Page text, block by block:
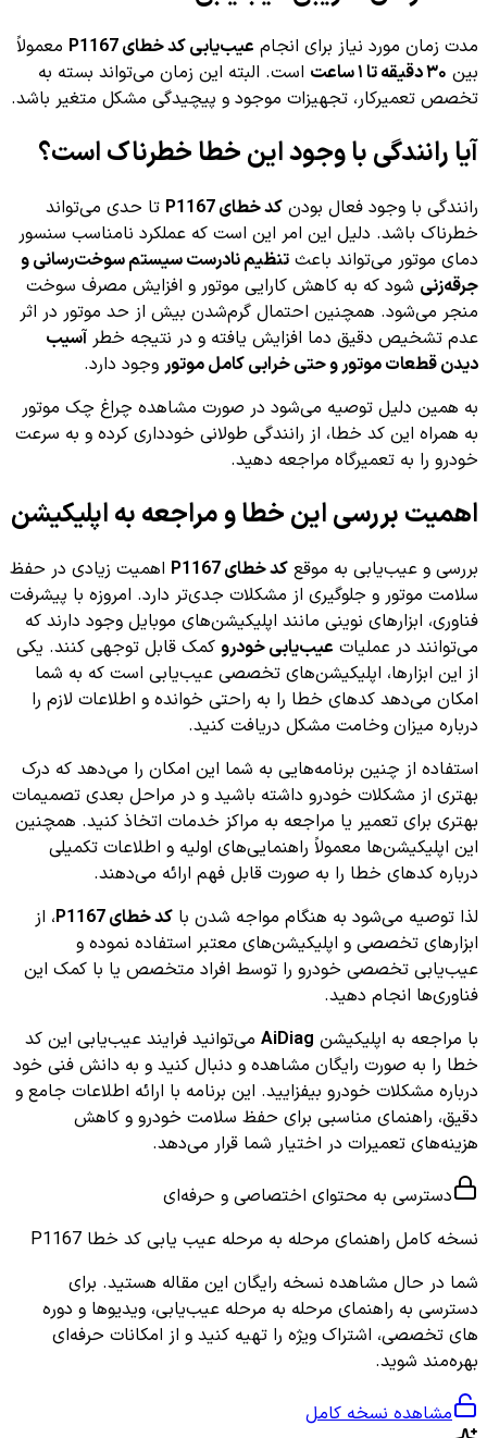
مدت زمان مورد نیاز برای انجام عیب‌یابی کد خطای P1167
معمولاً
بین ۳۰ دقیقه تا ۱ ساعت
است. البته این زمان می‌تواند بسته به
تخصص تعمیرکار، تجهیزات موجود و پیچیدگی مشکل متغیر باشد.
آیا رانندگی با وجود این خطا خطرناک است؟
رانندگی با وجود فعال بودن کد خطای P1167
تا حدی می‌تواند
خطرناک باشد. دلیل این امر این است که عملکرد نامناسب سنسور
دمای موتور می‌تواند باعث تنظیم نادرست سیستم سوخت‌رسانی و
جرقه‌زنی شود که به کاهش کارایی موتور و افزایش مصرف سوخت
منجر می‌شود. همچنین احتمال گرم‌شدن بیش از حد موتور در اثر
عدم تشخیص دقیق دما افزایش یافته و در نتیجه خطر آسیب
دیدن قطعات موتور و حتی خرابی کامل موتور وجود دارد.
به همین دلیل توصیه می‌شود در صورت مشاهده چراغ چک موتور
به همراه این کد خطا، از رانندگی طولانی خودداری کرده و به سرعت
خودرو را به تعمیرگاه مراجعه دهید.
اهمیت بررسی این خطا و مراجعه به اپلیکیشن
بررسی و عیب‌یابی به موقع کد خطای P1167
اهمیت زیادی در حفظ
سلامت موتور و جلوگیری از مشکلات جدی‌تر دارد. امروزه با پیشرفت
فناوری، ابزارهای نوینی مانند اپلیکیشن‌های موبایل وجود دارند که
می‌توانند در عملیات عیب‌یابی خودرو کمک قابل توجهی کنند. یکی
از این ابزارها، اپلیکیشن‌های تخصصی عیب‌یابی است که به شما
امکان می‌دهد کدهای خطا را به راحتی خوانده و اطلاعات لازم را
درباره میزان وخامت مشکل دریافت کنید.
استفاده از چنین برنامه‌هایی به شما این امکان را می‌دهد که درک
بهتری از مشکلات خودرو داشته باشید و در مراحل بعدی تصمیمات
بهتری برای تعمیر یا مراجعه به مراکز خدمات اتخاذ کنید. همچنین
این اپلیکیشن‌ها معمولاً راهنمایی‌های اولیه و اطلاعات تکمیلی
درباره کدهای خطا را به صورت قابل فهم ارائه می‌دهند.
لذا توصیه می‌شود به هنگام مواجه شدن با کد خطای P1167
، از
ابزارهای تخصصی و اپلیکیشن‌های معتبر استفاده نموده و
عیب‌یابی تخصصی خودرو را توسط افراد متخصص یا با کمک این
فناوری‌ها انجام دهید.
با مراجعه به اپلیکیشن AiDiag می‌توانید فرایند عیب‌یابی این کد
خطا را به صورت رایگان مشاهده و دنبال کنید و به دانش فنی خود
درباره مشکلات خودرو بیفزایید. این برنامه با ارائه اطلاعات جامع و
دقیق، راهنمای مناسبی برای حفظ سلامت خودرو و کاهش
هزینه‌های تعمیرات در اختیار شما قرار می‌دهد.
دسترسی به محتوای اختصاصی و حرفه‌ای
نسخه کامل راهنمای مرحله به مرحله عیب یابی کد خطا P1167
شما در حال مشاهده نسخه رایگان این مقاله هستید. برای
دسترسی به راهنمای مرحله به مرحله عیب‌یابی، ویدیوها و دوره
های تخصصی، اشتراک ویژه را تهیه کنید و از امکانات حرفه‌ای
بهره‌مند شوید.
مشاهده نسخه کامل